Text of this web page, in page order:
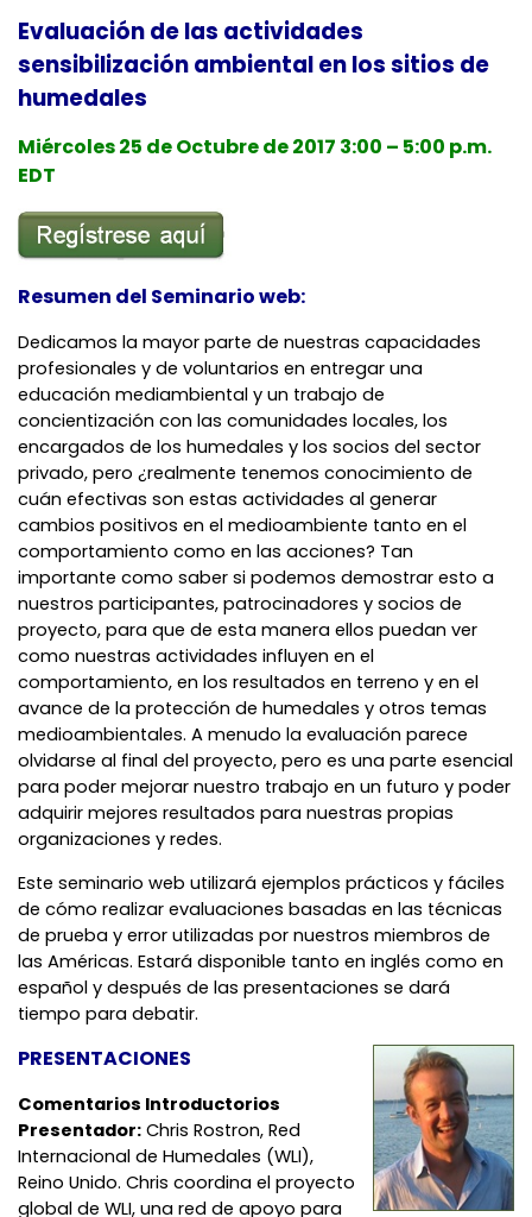
Evaluación de las actividades
sensibilización ambiental en los sitios de
humedales
Miércoles 25 de Octubre de 2017 3:00 – 5:00 p.m.
EDT
Resumen del Seminario web:
Dedicamos la mayor parte de nuestras capacidades
profesionales y de voluntarios en entregar una
educación mediambiental y un trabajo de
concientización con las comunidades locales, los
encargados de los humedales y los socios del sector
privado, pero ¿realmente tenemos conocimiento de
cuán efectivas son estas actividades al generar
cambios positivos en el medioambiente tanto en el
comportamiento como en las acciones? Tan
importante como saber si podemos demostrar esto a
nuestros participantes, patrocinadores y socios de
proyecto, para que de esta manera ellos puedan ver
como nuestras actividades influyen en el
comportamiento, en los resultados en terreno y en el
avance de la protección de humedales y otros temas
medioambientales. A menudo la evaluación parece
olvidarse al final del proyecto, pero es una parte esencial
para poder mejorar nuestro trabajo en un futuro y poder
adquirir mejores resultados para nuestras propias
organizaciones y redes.
Este seminario web utilizará ejemplos prácticos y fáciles
de cómo realizar evaluaciones basadas en las técnicas
de prueba y error utilizadas por nuestros miembros de
las Américas. Estará disponible tanto en inglés como en
español y después de las presentaciones se dará
tiempo para debatir.
PRESENTACIONES
Comentarios Introductorios
Presentador: Chris Rostron, Red
Internacional de Humedales (WLI),
Reino Unido. Chris coordina el proyecto
global de WLI, una red de apoyo para